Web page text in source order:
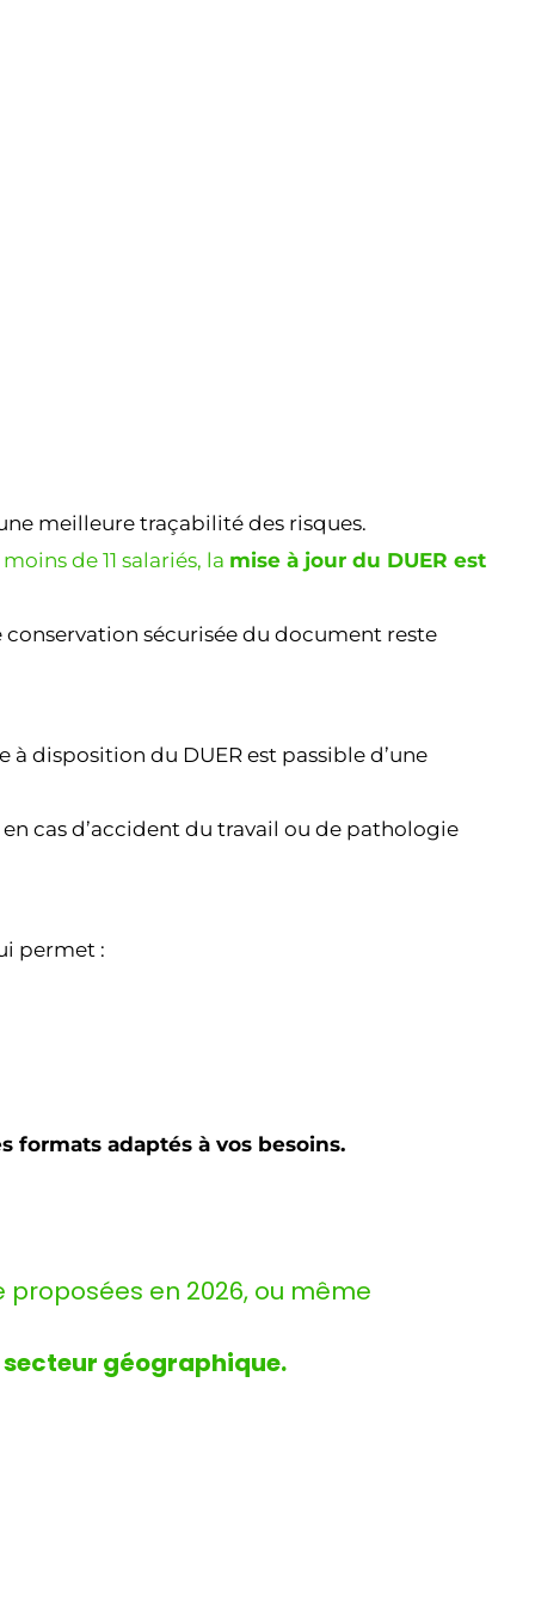
meilleure traçabilité des risques.
de 11 salariés, la mise à jour du DUER est
sécurisée du document reste
disposition du DUER est passible d’une
cas d’accident du travail ou de pathologie
permet :
formats adaptés à vos besoins.
proposées en 2026, ou même
géographique.